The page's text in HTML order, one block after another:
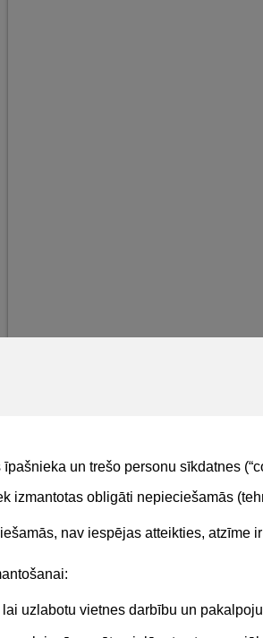
un trešo personu sīkdatnes
izmantotas obligāti nepieciešamās
nav iespējas atteikties, atzīme
uzlabotu vietnes darbību un
BIS atbalsta dienesta